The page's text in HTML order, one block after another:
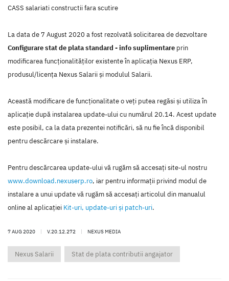
CASS salariati constructii fara scutire
La data de 7 August 2020 a fost rezolvată solicitarea de dezvoltare
Configurare stat de plata standard - info suplimentare prin
modificarea funcţionalităţilor existente în aplicaţia Nexus ERP,
produsul/licenţa Nexus Salarii şi modulul Salarii.
Această modificare de funcţionalitate o veţi putea regăsi şi utiliza în
aplicaţie după instalarea update-ului cu numărul 20.14. Acest update
este posibil, ca la data prezentei notificări, să nu fie încă disponibil
pentru descărcare şi instalare.
Pentru descărcarea update-ului vă rugăm să accesaţi site-ul nostru
www.download.nexuserp.ro, iar pentru informaţii privind modul de
instalare a unui update vă rugăm să accesaţi articolul din manualul
online al aplicaţiei Kit-uri, update-uri şi patch-uri.
7 AUG 2020 | V.20.12.272 | NEXUS MEDIA
Nexus Salarii Stat de plata contributii angajator